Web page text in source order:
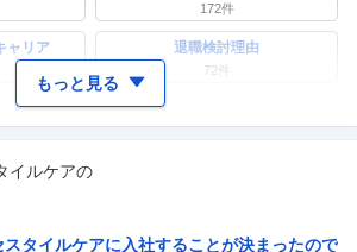
172件
ャリア 退職検討理由
72件
ンス 女性の活躍・働きやすさ
入社理由・入社後ギャップ
もっと見る
イルケアの
タイルケアに入社することが決まったので